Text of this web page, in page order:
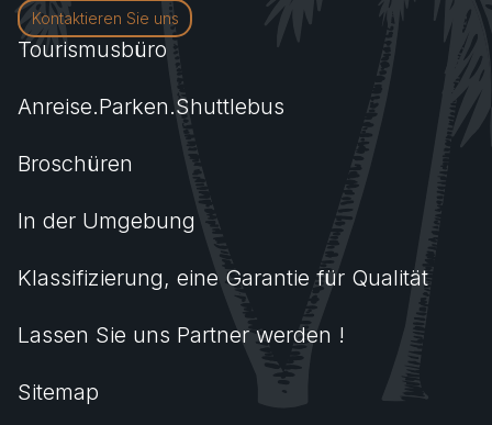
Kontaktieren Sie uns
Tourismusbüro
Anreise.Parken.Shuttlebus
Broschüren
In der Umgebung
Klassifizierung, eine Garantie für Qualität
Lassen Sie uns Partner werden !
Sitemap